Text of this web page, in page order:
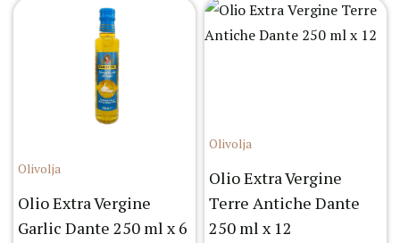
Olivolja
Olio Extra Vergine
Garlic Dante 250 ml x 6
Olivolja
Olio Extra Vergine
Terre Antiche Dante
250 ml x 12